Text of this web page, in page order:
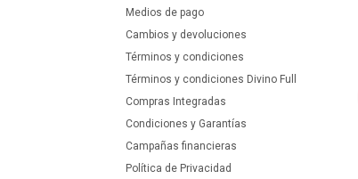
Medios de pago
Cambios y devoluciones
Términos y condiciones
Términos y condiciones Divino Full
Compras Integradas
Condiciones y Garantías
Campañas financieras
Política de Privacidad